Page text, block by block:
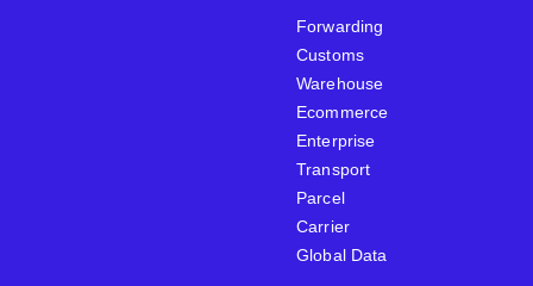
Forwarding
Customs
Warehouse
Ecommerce
Enterprise
Transport
Parcel
Carrier
Global Data